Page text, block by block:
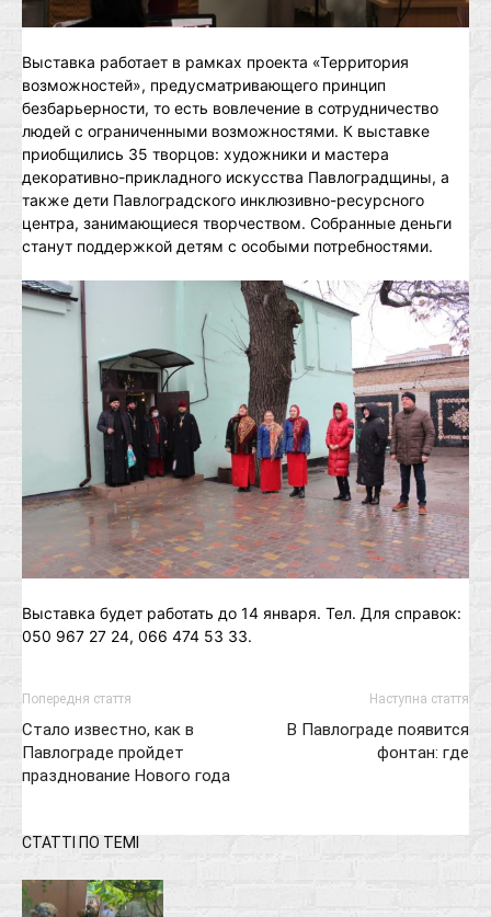
Выставка работает в рамках проекта «Территория
возможностей», предусматривающего принцип
безбарьерности, то есть вовлечение в сотрудничество
людей с ограниченными возможностями. К выставке
приобщились 35 творцов: художники и мастера
декоративно-прикладного искусства Павлоградщины, а
также дети Павлоградского инклюзивно-ресурсного
центра, занимающиеся творчеством. Собранные деньги
станут поддержкой детям с особыми потребностями.
Выставка будет работать до 14 января. Тел. Для справок:
050 967 27 24, 066 474 53 33.
Попередня стаття
Стало известно, как в
Павлограде пройдет
празднование Нового года
Наступна стаття
В Павлограде появится
фонтан: где
СТАТТІ ПО ТЕМІ